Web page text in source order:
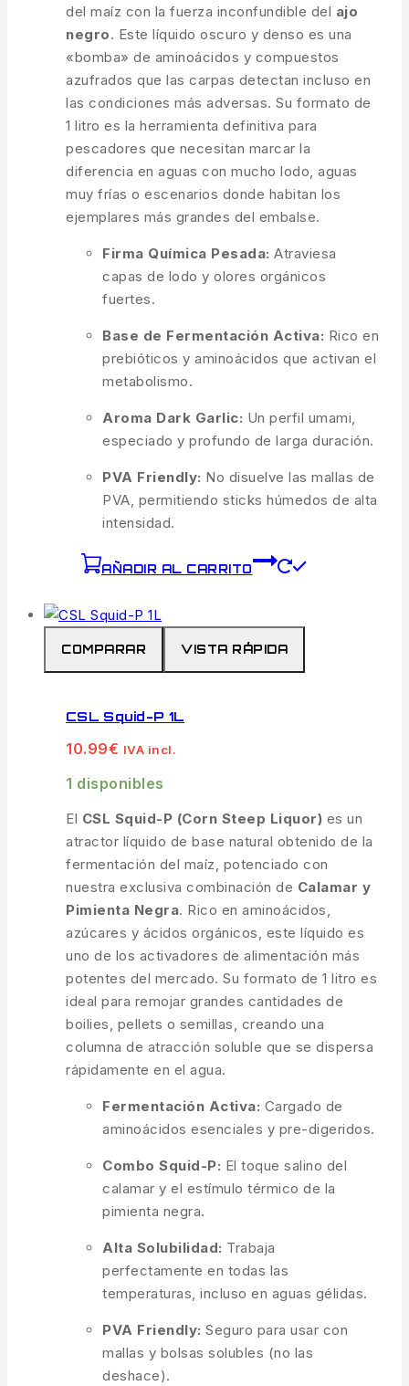
del maíz con la fuerza inconfundible del ajo
negro. Este líquido oscuro y denso es una
«bomba» de aminoácidos y compuestos
azufrados que las carpas detectan incluso en
las condiciones más adversas. Su formato de
1 litro es la herramienta definitiva para
pescadores que necesitan marcar la
diferencia en aguas con mucho lodo, aguas
muy frías o escenarios donde habitan los
ejemplares más grandes del embalse.
Firma Química Pesada: Atraviesa
capas de lodo y olores orgánicos
fuertes.
Base de Fermentación Activa: Rico en
prebióticos y aminoácidos que activan el
metabolismo.
Aroma Dark Garlic: Un perfil umami,
especiado y profundo de larga duración.
PVA Friendly: No disuelve las mallas de
PVA, permitiendo sticks húmedos de alta
intensidad.
AÑADIR AL CARRITO
COMPARAR VISTA RÁPIDA
CSL Squid-P 1L
10.99€ IVA incl.
1 disponibles
El CSL Squid-P (Corn Steep Liquor) es un
atractor líquido de base natural obtenido de la
fermentación del maíz, potenciado con
nuestra exclusiva combinación de Calamar y
Pimienta Negra. Rico en aminoácidos,
azúcares y ácidos orgánicos, este líquido es
uno de los activadores de alimentación más
potentes del mercado. Su formato de 1 litro es
ideal para remojar grandes cantidades de
boilies, pellets o semillas, creando una
columna de atracción soluble que se dispersa
rápidamente en el agua.
Fermentación Activa: Cargado de
aminoácidos esenciales y pre-digeridos.
Combo Squid-P: El toque salino del
calamar y el estímulo térmico de la
pimienta negra.
Alta Solubilidad: Trabaja
perfectamente en todas las
temperaturas, incluso en aguas gélidas.
PVA Friendly: Seguro para usar con
mallas y bolsas solubles (no las
deshace).